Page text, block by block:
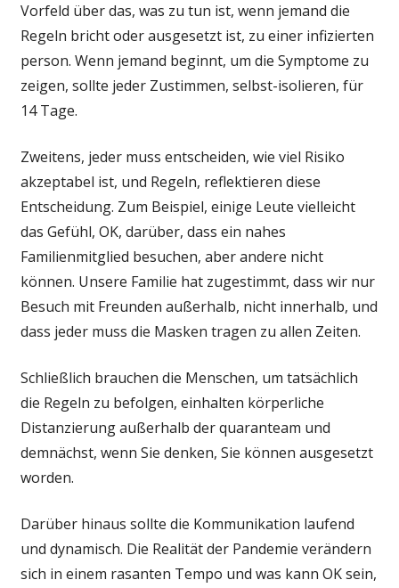
Vorfeld über das, was zu tun ist, wenn jemand die
Regeln bricht oder ausgesetzt ist, zu einer infizierten
person. Wenn jemand beginnt, um die Symptome zu
zeigen, sollte jeder Zustimmen, selbst-isolieren, für
14 Tage.
Zweitens, jeder muss entscheiden, wie viel Risiko
akzeptabel ist, und Regeln, reflektieren diese
Entscheidung. Zum Beispiel, einige Leute vielleicht
das Gefühl, OK, darüber, dass ein nahes
Familienmitglied besuchen, aber andere nicht
können. Unsere Familie hat zugestimmt, dass wir nur
Besuch mit Freunden außerhalb, nicht innerhalb, und
dass jeder muss die Masken tragen zu allen Zeiten.
Schließlich brauchen die Menschen, um tatsächlich
die Regeln zu befolgen, einhalten körperliche
Distanzierung außerhalb der quaranteam und
demnächst, wenn Sie denken, Sie können ausgesetzt
worden.
Darüber hinaus sollte die Kommunikation laufend
und dynamisch. Die Realität der Pandemie verändern
sich in einem rasanten Tempo und was kann OK sein,